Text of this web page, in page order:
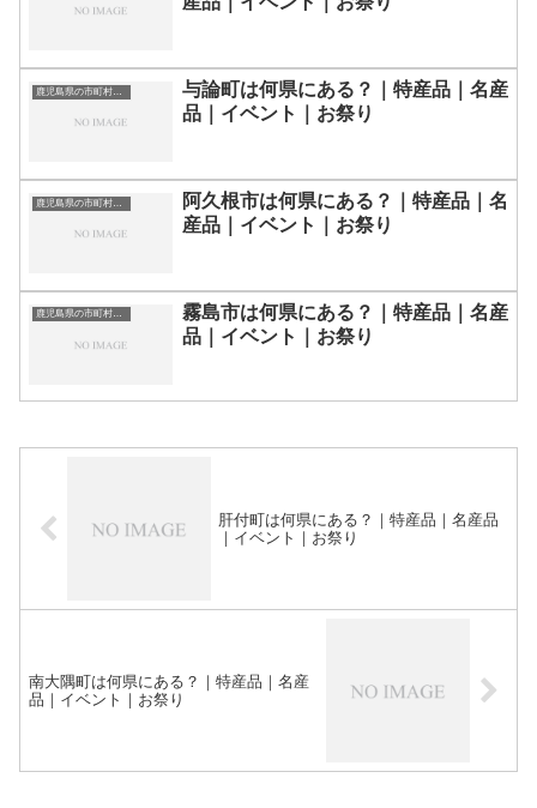
鹿児島県の市町村一覧
与論町は何県にある？｜特産品｜名産
品｜イベント｜お祭り
鹿児島県の市町村一覧
阿久根市は何県にある？｜特産品｜名
産品｜イベント｜お祭り
鹿児島県の市町村一覧
霧島市は何県にある？｜特産品｜名産
品｜イベント｜お祭り
肝付町は何県にある？｜特産品｜名産品
｜イベント｜お祭り
南大隅町は何県にある？｜特産品｜名産
品｜イベント｜お祭り